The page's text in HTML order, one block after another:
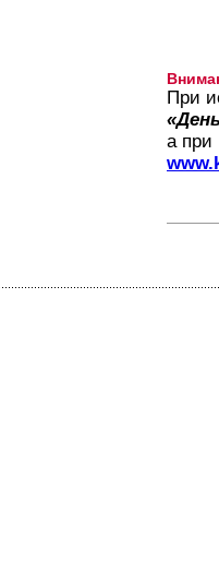
При
а при